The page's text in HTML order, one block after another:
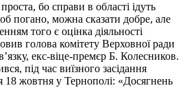
бо справи в області ідуть
погано, можна сказати добре, але
того є оцінка діяльності
голова комітету Верховної ради
екс-віце-премєр Б. Колесников.
під час виїзного засідання
18 жовтня у Тернополі: «Досягнень